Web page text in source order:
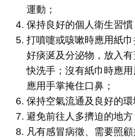
運動；
保持良好的個人衛生習慣
打噴嚏或咳嗽時應用紙
好痰涎及分泌物，放入
快洗手；沒有紙巾時應
應用手掌掩住口鼻；
保持空氣流通及良好的環
避免前往人多擠迫的地方
凡有感冒病徵、需要照